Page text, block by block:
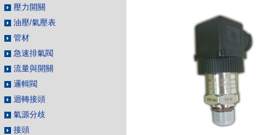
壓力開關
油壓/氣壓表
管材
急速排氣閥
流量與開關
邏輯閥
迴轉接頭
氣源分歧
接頭